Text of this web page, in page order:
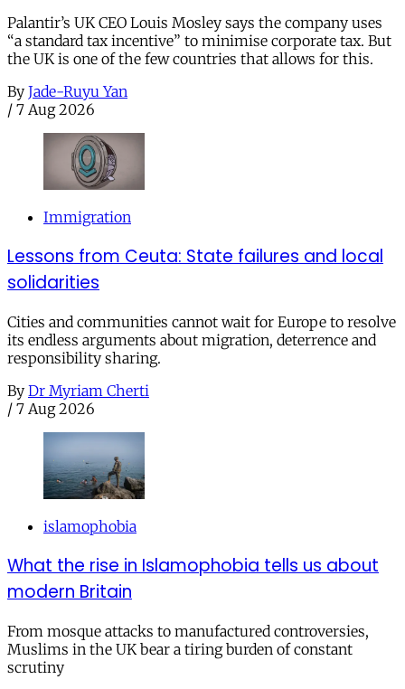
Palantir’s UK CEO Louis Mosley says the company uses
“a standard tax incentive” to minimise corporate tax. But
the UK is one of the few countries that allows for this.
By Jade-Ruyu Yan
/ 7 Aug 2026
Immigration
Lessons from Ceuta: State failures and local
solidarities
Cities and communities cannot wait for Europe to resolve
its endless arguments about migration, deterrence and
responsibility sharing.
By Dr Myriam Cherti
/ 7 Aug 2026
islamophobia
What the rise in Islamophobia tells us about
modern Britain
From mosque attacks to manufactured controversies,
Muslims in the UK bear a tiring burden of constant
scrutiny